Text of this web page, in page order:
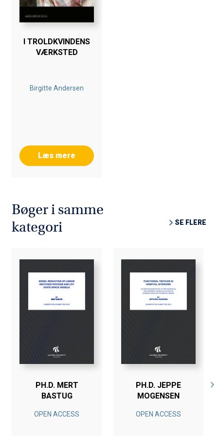
I TROLDKVINDENS
VÆRKSTED
Birgitte Andersen
Læs mere
Bøger i samme
kategori
SE FLERE
PH.D. MERT
BASTUG
OPEN ACCESS
PH.D. JEPPE
MOGENSEN
OPEN ACCESS